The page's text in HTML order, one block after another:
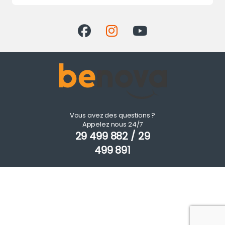
Vous avez des questions ?
Appelez nous 24/7
29 499 882 / 29
499 891